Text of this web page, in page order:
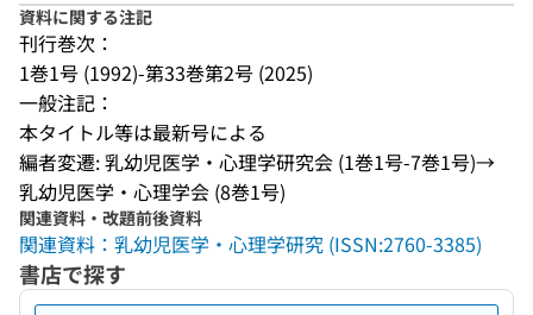
資料に関する注記
刊行巻次：
1巻1号 (1992)-第33巻第2号 (2025)
一般注記：
本タイトル等は最新号による
編者変遷: 乳幼児医学・心理学研究会 (1巻1号-7巻1号)→
乳幼児医学・心理学会 (8巻1号)
関連資料・改題前後資料
関連資料：乳幼児医学・心理学研究 (ISSN:2760-3385)
書店で探す